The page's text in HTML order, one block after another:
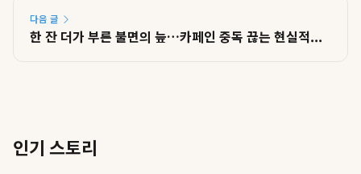
다음 글
한 잔 더가 부른 불면의 늪…카페인 중독 끊는 현실적...
인기 스토리